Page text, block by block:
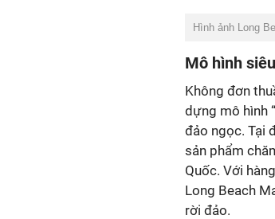
Hình ảnh Long
Mô hình
Không đơn
dựng mô hình
đảo ngọc. Tại
sản phẩm
Quốc. Với
Long Beach
rời đảo.